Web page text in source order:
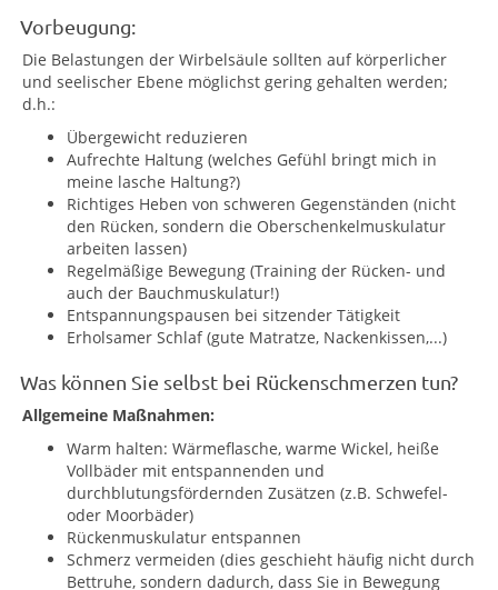
Vorbeugung:
Die Belastungen der Wirbelsäule sollten auf körperlicher
und seelischer Ebene möglichst gering gehalten werden;
d.h.:
Übergewicht reduzieren
Aufrechte Haltung (welches Gefühl bringt mich in
meine lasche Haltung?)
Richtiges Heben von schweren Gegenständen (nicht
den Rücken, sondern die Oberschenkelmuskulatur
arbeiten lassen)
Regelmäßige Bewegung (Training der Rücken- und
auch der Bauchmuskulatur!)
Entspannungspausen bei sitzender Tätigkeit
Erholsamer Schlaf (gute Matratze, Nackenkissen,...)
Was können Sie selbst bei Rückenschmerzen tun?
Allgemeine Maßnahmen:
Warm halten: Wärmeflasche, warme Wickel, heiße
Vollbäder mit entspannenden und
durchblutungsfördernden Zusätzen (z.B. Schwefel-
oder Moorbäder)
Rückenmuskulatur entspannen
Schmerz vermeiden (dies geschieht häufig nicht durch
Bettruhe, sondern dadurch, dass Sie in Bewegung